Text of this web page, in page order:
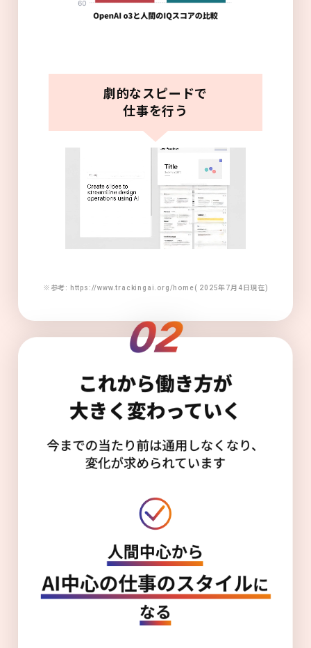
劇的なスピードで
仕事を行う
※参考: https://www.trackingai.org/home( 2025年7月4日現在)